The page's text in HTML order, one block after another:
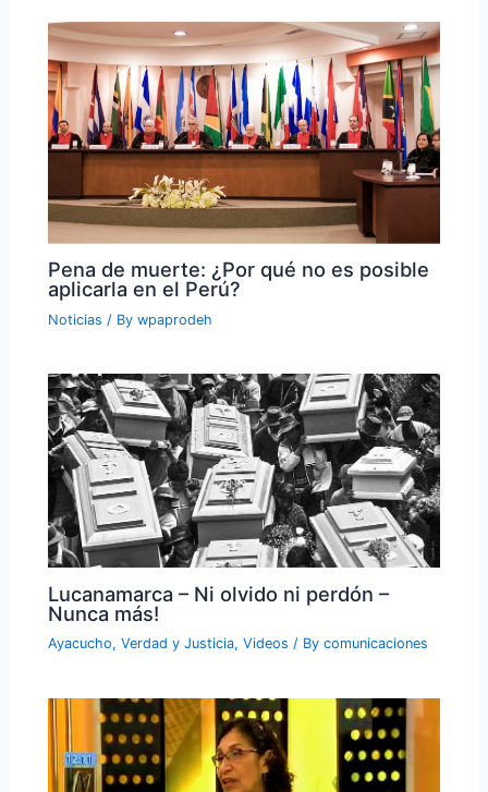
Pena de muerte: ¿Por qué no es posible
aplicarla en el Perú?
Noticias / Bywpaprodeh
Lucanamarca – Ni olvido ni perdón –
Nunca más!
Ayacucho,Verdad y Justicia,Videos / Bycomunicaciones